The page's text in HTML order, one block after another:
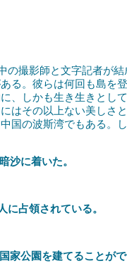
の撮影師と文字記者が
る。彼らは何回も島を
、しかも生き生きとし
はその以上ない美しさ
国の波斯湾でもある。
沙に着いた。
に占領されている。
家公園を建てることが